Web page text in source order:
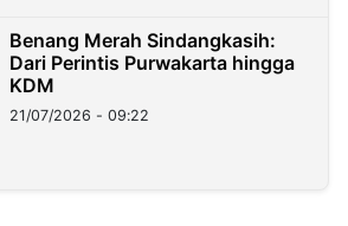
Benang Merah Sindangkasih:
Dari Perintis Purwakarta hingga
KDM
21/07/2026 - 09:22